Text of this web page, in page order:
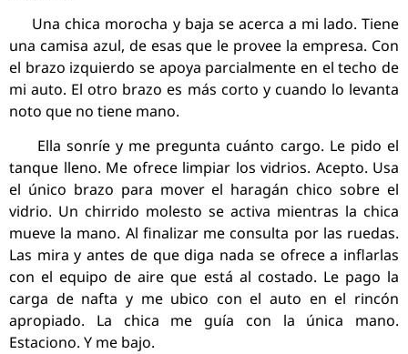
Una chica morocha y baja se acerca a mi lado. Tiene
una camisa azul, de esas que le provee la empresa. Con
el brazo izquierdo se apoya parcialmente en el techo de
mi auto. El otro brazo es más corto y cuando lo levanta
noto que no tiene mano.
Ella sonríe y me pregunta cuánto cargo. Le pido el
tanque lleno. Me ofrece limpiar los vidrios. Acepto. Usa
el único brazo para mover el haragán chico sobre el
vidrio. Un chirrido molesto se activa mientras la chica
mueve la mano. Al finalizar me consulta por las ruedas.
Las mira y antes de que diga nada se ofrece a inflarlas
con el equipo de aire que está al costado. Le pago la
carga de nafta y me ubico con el auto en el rincón
apropiado. La chica me guía con la única mano.
Estaciono. Y me bajo.